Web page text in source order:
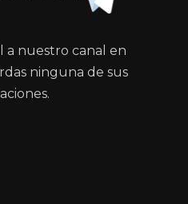
a nuestro canal en
ninguna de sus